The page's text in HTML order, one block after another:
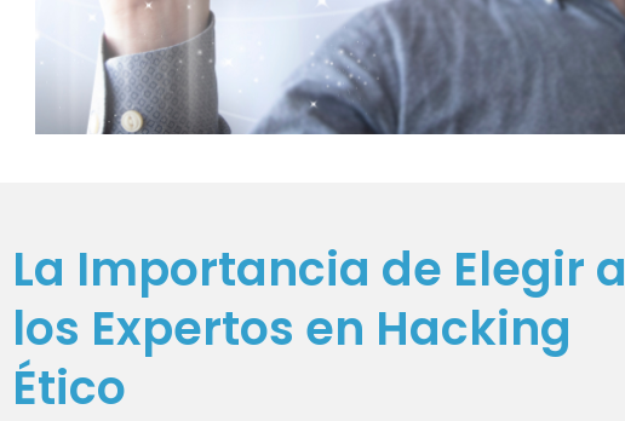
La Importancia de Elegir a
los Expertos en Hacking
Ético